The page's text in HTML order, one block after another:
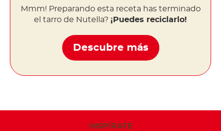
Mmm! Preparando esta receta has terminado
el tarro de Nutella? ¡Puedes reciclarlo!
Descubre más
INSPÍRATE